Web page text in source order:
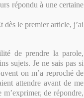
répondu à une certaine
dès le premier article, j’ai
de prendre la parole,
sujets. Je ne sais pas si
on m’a reproché de
attendre avant de me
de répondre,